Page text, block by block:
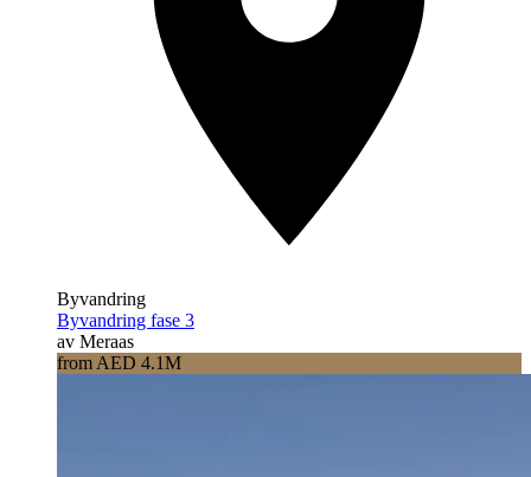
Byvandring
Byvandring fase 3
av Meraas
from AED 4.1M